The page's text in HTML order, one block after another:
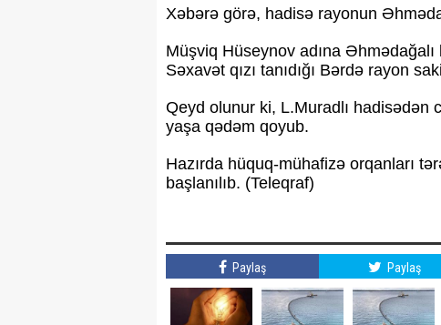
Xəbərə görə, hadisə rayonun
Müşviq Hüseynov adına
Səxavət qızı tanıdığı Bərdə rayon
Qeyd olunur ki, L.Muradlı hadisədən
yaşa qədəm qoyub.
Hazırda hüquq-mühafizə orqanları
başlanılıb. (Teleqraf)
Paylaş Paylaş